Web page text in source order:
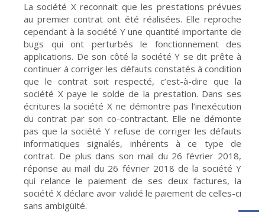
La société X reconnait que les prestations prévues
au premier contrat ont été réalisées. Elle reproche
cependant à la société Y une quantité importante de
bugs qui ont perturbés le fonctionnement des
applications. De son côté la société Y se dit prête à
continuer à corriger les défauts constatés à condition
que le contrat soit respecté, c’est-à-dire que la
société X paye le solde de la prestation. Dans ses
écritures la société X ne démontre pas l’inexécution
du contrat par son co-contractant. Elle ne démonte
pas que la société Y refuse de corriger les défauts
informatiques signalés, inhérents à ce type de
contrat. De plus dans son mail du 26 février 2018,
réponse au mail du 26 février 2018 de la société Y
qui relance le paiement de ses deux factures, la
société X déclare avoir validé le paiement de celles-ci
sans ambigüité.